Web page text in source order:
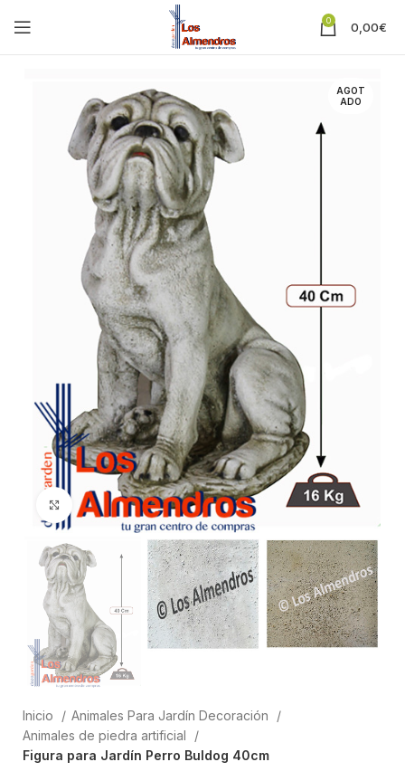
0 0,00€
AGOT
ADO
Clic para ampliar
Inicio
Animales Para Jardín Decoración
Animales de piedra artificial
Figura para Jardín Perro Buldog 40cm